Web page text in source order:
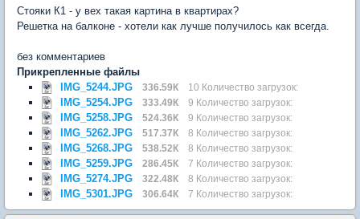
Стояки К1 - у вех такая картина в квартирах?
Решетка на балконе - хотели как лучше получилось как всегда.
без комментариев
Прикрепленные файлы
IMG_5244.JPG
336.59К 10 Количество загрузок:
IMG_5254.JPG 333.49К 9 Количество загрузок:
IMG_5258.JPG 524.36К 9 Количество загрузок:
IMG_5262.JPG 517.37К 8 Количество загрузок:
IMG_5268.JPG 538.52К 8 Количество загрузок:
IMG_5259.JPG 286.45К 7 Количество загрузок:
IMG_5274.JPG 322.48К 8 Количество загрузок:
IMG_5301.JPG 306.64К 7 Количество загрузок: